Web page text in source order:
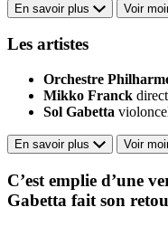
En savoir plus Voir
Les artistes
Orchestre
Mikko Franck
Sol Gabetta
En savoir plus Voir
C’est emplie d’une
Gabetta fait son